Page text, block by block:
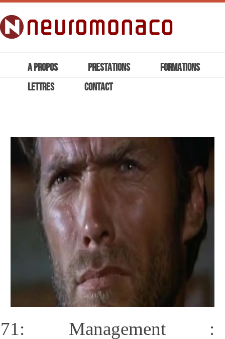
A PROPOS PRESTATIONS
FORMATIONS
LETTRES
CONTACT
71: Management :